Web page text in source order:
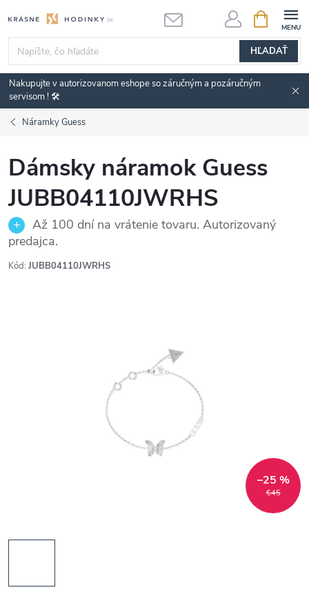
na
obsah
HĽADAŤ
KOŠÍK
Nakupujte v autorizovanom eshope so záručným a pozáručným
servisom ! 🛠️
Náramky Guess
Dámsky náramok Guess
JUBB04110JWRHS
Až 100 dní na vrátenie tovaru. Autorizovaný
predajca.
Kód: JUBB04110JWRHS
€45
–25 %